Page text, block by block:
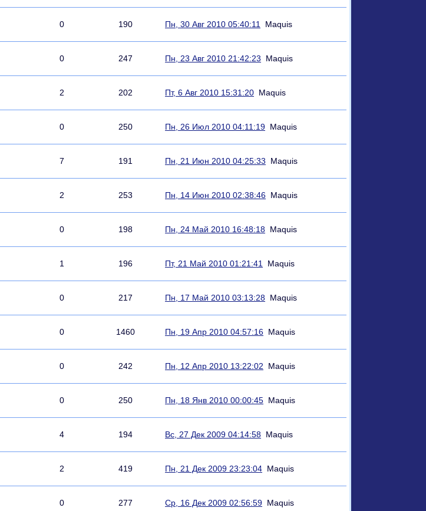
0 190 Пн, 30 Авг 2010 05:40:11 Maquis
0 247 Пн, 23 Авг 2010 21:42:23 Maquis
2 202 Пт, 6 Авг 2010 15:31:20 Maquis
0 250 Пн, 26 Июл 2010 04:11:19 Maquis
7 191 Пн, 21 Июн 2010 04:25:33 Maquis
2 253 Пн, 14 Июн 2010 02:38:46 Maquis
0 198 Пн, 24 Май 2010 16:48:18 Maquis
1 196 Пт, 21 Май 2010 01:21:41 Maquis
0 217 Пн, 17 Май 2010 03:13:28 Maquis
0 1460 Пн, 19 Апр 2010 04:57:16 Maquis
0 242 Пн, 12 Апр 2010 13:22:02 Maquis
0 250 Пн, 18 Янв 2010 00:00:45 Maquis
4 194 Вс, 27 Дек 2009 04:14:58 Maquis
2 419 Пн, 21 Дек 2009 23:23:04 Maquis
0 277 Ср, 16 Дек 2009 02:56:59 Maquis